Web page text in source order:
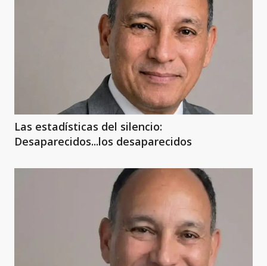
Las estadísticas del silencio:
Desaparecidos...los desaparecidos